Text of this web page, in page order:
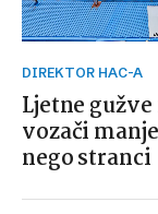
DIREKTOR HAC-A
Ljetne
vozači
nego stranci